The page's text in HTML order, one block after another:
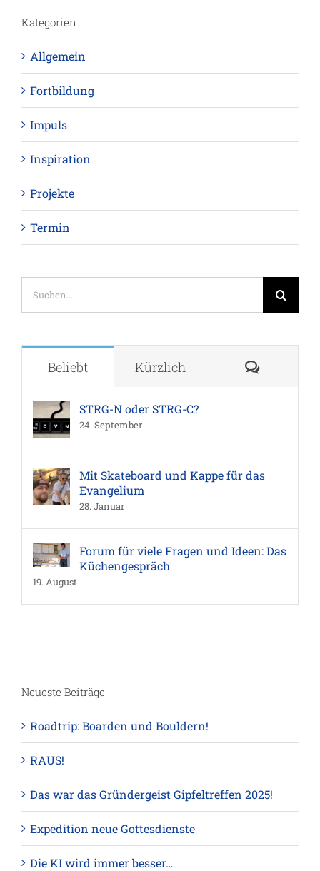
Kategorien
Allgemein
Fortbildung
Impuls
Inspiration
Projekte
Termin
Beliebt Kürzlich
STRG-N oder STRG-C?
24. September
Mit Skateboard und Kappe für das
Evangelium
28. Januar
Forum für viele Fragen und Ideen: Das
Küchengespräch
19. August
Neueste Beiträge
Roadtrip: Boarden und Bouldern!
RAUS!
Das war das Gründergeist Gipfeltreffen 2025!
Expedition neue Gottesdienste
Die KI wird immer besser…